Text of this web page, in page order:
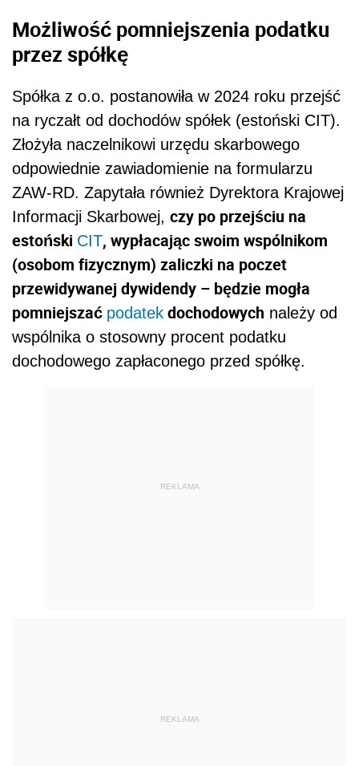
Możliwość pomniejszenia podatku
przez spółkę
Spółka z o.o. postanowiła w 2024 roku przejść
na ryczałt od dochodów spółek (estoński CIT).
Złożyła naczelnikowi urzędu skarbowego
odpowiednie zawiadomienie na formularzu
ZAW-RD. Zapytała również Dyrektora Krajowej
Informacji Skarbowej, czy po przejściu na
estoński CIT, wypłacając swoim wspólnikom
(osobom fizycznym) zaliczki na poczet
przewidywanej dywidendy – będzie mogła
pomniejszać podatek dochodowych należy od
wspólnika o stosowny procent podatku
dochodowego zapłaconego przed spółkę.
REKLAMA
REKLAMA